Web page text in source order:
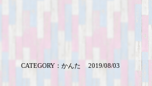
CATEGORY：かんた 2019/08/03